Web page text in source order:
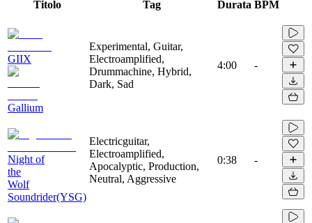
Titolo Tag Durata BPM
GIIX
Gallium
Experimental, Guitar,
Electroamplified,
Drummachine, Hybrid,
Dark, Sad
4:00 -
Night of
the
Wolf
Soundrider(YSG)
Electricguitar,
Electroamplified,
Apocalyptic, Production,
Neutral, Aggressive
0:38 -